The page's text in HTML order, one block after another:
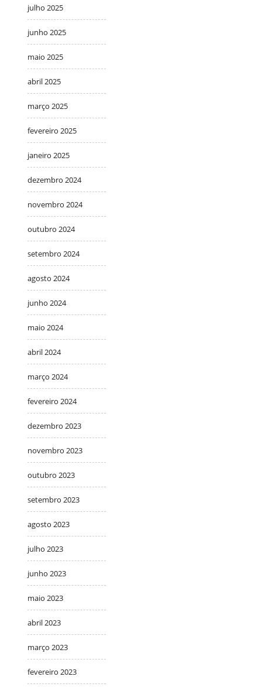
julho 2025
junho 2025
maio 2025
abril 2025
março 2025
fevereiro 2025
janeiro 2025
dezembro 2024
novembro 2024
outubro 2024
setembro 2024
agosto 2024
junho 2024
maio 2024
abril 2024
março 2024
fevereiro 2024
dezembro 2023
novembro 2023
outubro 2023
setembro 2023
agosto 2023
julho 2023
junho 2023
maio 2023
abril 2023
março 2023
fevereiro 2023